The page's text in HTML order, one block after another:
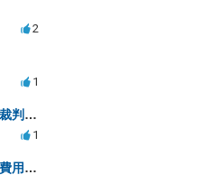
2
1
離婚調停不成立後、弁護士なしで裁判を進める方法は？
1
相手が退職している状態で、婚姻費用分担請求は可能でしょうか？